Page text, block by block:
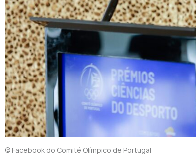
© Facebook do Comité Olímpico de Portugal